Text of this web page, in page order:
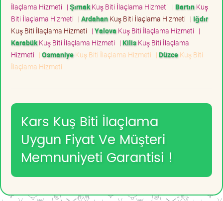
İlaçlama Hizmeti | ŞırnakKuş Biti İlaçlama Hizmeti | BartınKuş
Biti İlaçlama Hizmeti | ArdahanKuş Biti İlaçlama Hizmeti | Iğdır
Kuş Biti İlaçlama Hizmeti | Yalova Kuş Biti İlaçlama Hizmeti |
KarabükKuş Biti İlaçlama Hizmeti | KilisKuş Biti İlaçlama
Hizmeti | OsmaniyeKuş Biti İlaçlama Hizmeti | DüzceKuş Biti
İlaçlama Hizmeti
Kars Kuş Biti İlaçlama
Uygun Fiyat Ve Müşteri
Memnuniyeti Garantisi !